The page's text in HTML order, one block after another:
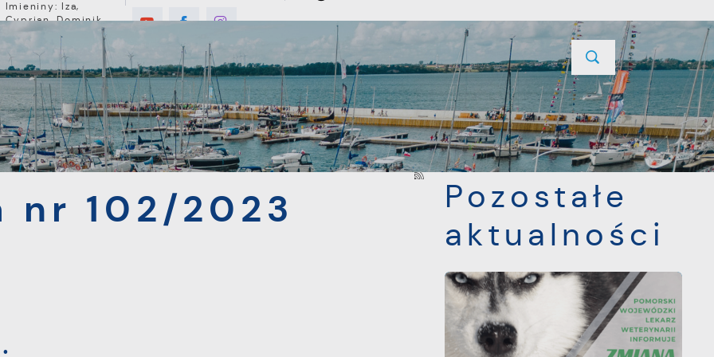
Imieniny: Iza,
Cyprian, Dominik
MIESZKANIEC TURYSTYKA INWESTYCJE PROJEKTY UNIJNE KONTAKT
2023 POPRZEDNI NASTĘPNY
nr 102/2023
Pozostałe
aktualności